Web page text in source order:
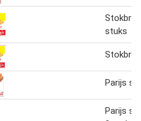
stuks
Parijs
Parijs